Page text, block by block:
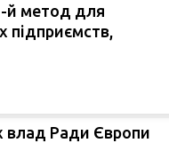
й метод для
підприємств,
влад Ради Європи